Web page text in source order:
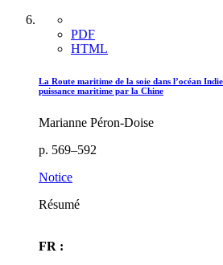
PDF
HTML
La Route maritime de la soie dans l’océan
puissance maritime par la Chine
Marianne Péron-Doise
p. 569–592
Notice
Résumé
FR :